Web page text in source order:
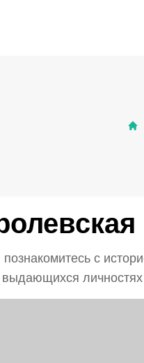
с
выдающихся